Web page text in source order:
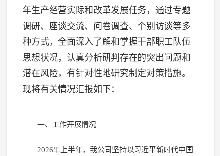
年生产经营实际和改革发展任务，通过专题
调研、座谈交流、问卷调查、个别访谈等多
种方式，全面深入了解和掌握干部职工队伍
思想状况，认真分析研判存在的突出问题和
潜在风险，有针对性地研究制定对策措施。
现将有关情况汇报如下：
一、工作开展情况
2026年上半年，我公司坚持以习近平新时代中国